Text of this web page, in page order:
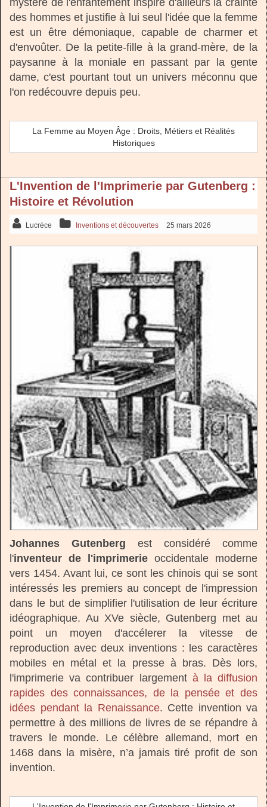
mystère de l'enfantement inspire d'ailleurs la crainte
des hommes et justifie à lui seul l'idée que la femme
est un être démoniaque, capable de charmer et
d'envoûter. De la petite-fille à la grand-mère, de la
paysanne à la moniale en passant par la gente
dame, c'est pourtant tout un univers méconnu que
l'on redécouvre depuis peu.
La Femme au Moyen Âge : Droits, Métiers et Réalités
Historiques
L'Invention de l'Imprimerie par Gutenberg :
Histoire et Révolution
Lucrèce Inventions et découvertes 25 mars 2026
Johannes Gutenberg est considéré comme
l'inventeur de l'imprimerie occidentale moderne
vers 1454. Avant lui, ce sont les chinois qui se sont
intéressés les premiers au concept de l'impression
dans le but de simplifier l'utilisation de leur écriture
idéographique. Au XVe siècle, Gutenberg met au
point un moyen d'accélerer la vitesse de
reproduction avec deux inventions : les caractères
mobiles en métal et la presse à bras. Dès lors,
l'imprimerie va contribuer largement à la diffusion
rapides des connaissances, de la pensée et des
idées pendant la Renaissance. Cette invention va
permettre à des millions de livres de se répandre à
travers le monde. Le célèbre allemand, mort en
1468 dans la misère, n’a jamais tiré profit de son
invention.